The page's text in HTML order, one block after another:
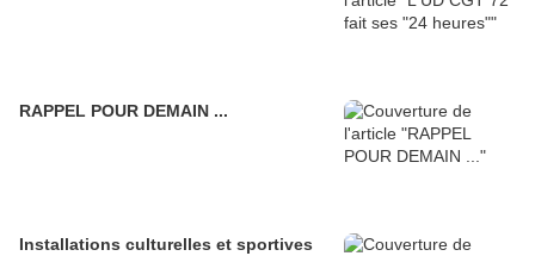
RAPPEL POUR DEMAIN ...
Installations culturelles et sportives